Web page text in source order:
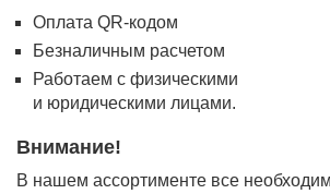
Оплата QR-кодом
Безналичным расчетом
Работаем с физическими
и юридическими лицами.
Внимание!
В нашем ассортименте все